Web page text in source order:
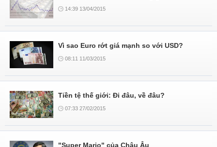
14:39 13/04/2015
Vì sao Euro rớt giá mạnh so với USD?
08:11 11/03/2015
Tiền tệ thế giới: Đi đâu, về đâu?
07:33 27/02/2015
"Super Mario" của Châu Âu